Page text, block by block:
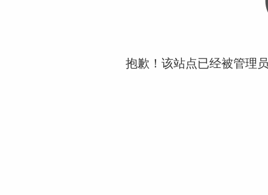
抱歉！该站点已经被管理